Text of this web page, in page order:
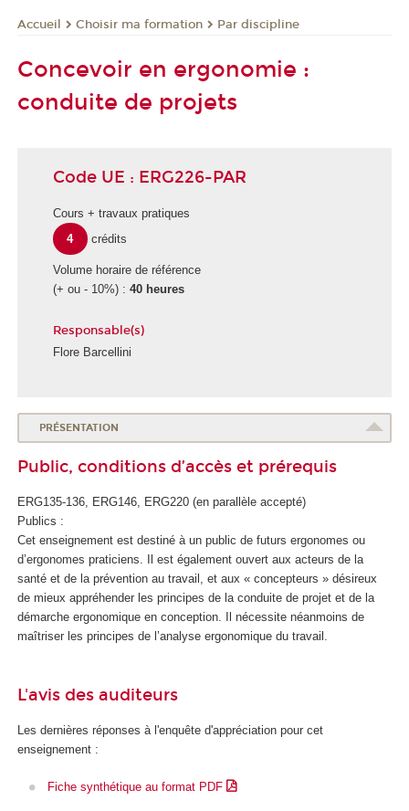
Accueil Choisir ma formation Par discipline
Concevoir en ergonomie :
conduite de projets
Code UE : ERG226-PAR
Cours + travaux pratiques
4
crédits
Volume horaire de référence
(+ ou - 10%) : 40 heures
Responsable(s)
Flore Barcellini
o
l
e
e
l
a
S
a
n
t
é
PRÉSENTATION
Public, conditions d’accès et prérequis
ERG135-136, ERG146, ERG220 (en parallèle accepté)
Publics :
Cet enseignement est destiné à un public de futurs ergonomes ou
d’ergonomes praticiens. Il est également ouvert aux acteurs de la
santé et de la prévention au travail, et aux « concepteurs » désireux
de mieux appréhender les principes de la conduite de projet et de la
démarche ergonomique en conception. Il nécessite néanmoins de
maîtriser les principes de l’analyse ergonomique du travail.
L'avis des auditeurs
Les dernières réponses à l'enquête d'appréciation pour cet
enseignement :
Fiche synthétique au format PDF